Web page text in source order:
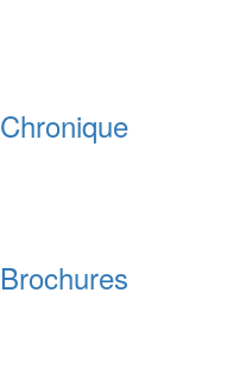
Chronique
Brochures